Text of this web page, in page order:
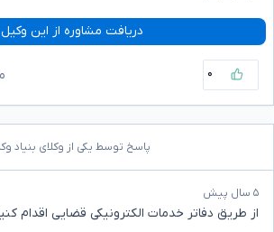
دریافت مشاوره از این وکیل
۰
پاسخ توسط یکی از وکلای بنیاد
۵ سال پیش
از طریق دفاتر خدمات الکترونیکی قضایی اقدام